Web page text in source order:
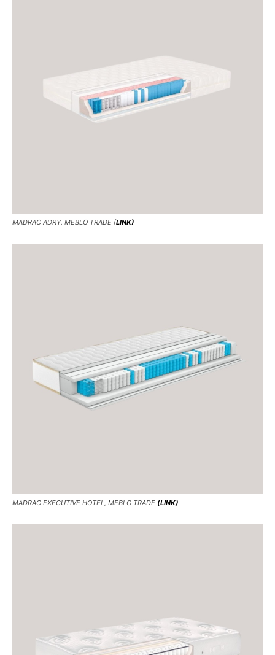
MADRAC ADRY, MEBLO TRADE (LINK)
MADRAC EXECUTIVE HOTEL, MEBLO TRADE (LINK)